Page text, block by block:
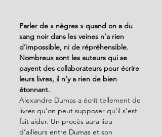
Parler de « nègres » quand on a du
sang noir dans les veines n’a rien
d’impossible, ni de répréhensible.
Nombreux sont les auteurs qui se
payent des collaborateurs pour écrire
leurs livres, il n’y a rien de bien
étonnant.
Alexandre Dumas a écrit tellement de
livres qu’on peut supposer qu’il s’est
fait aider. Un procès aura lieu
d’ailleurs entre Dumas et son